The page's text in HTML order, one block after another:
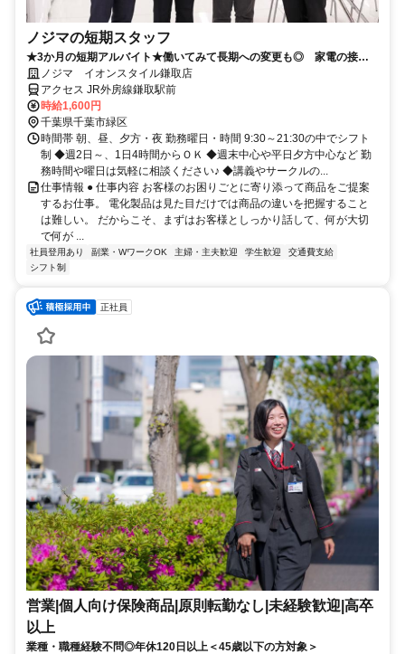
ノジマの短期スタッフ
★3か月の短期アルバイト★働いてみて長期への変更も◎ 家電の接客
のお仕事です！
ノジマ イオンスタイル鎌取店
アクセス JR外房線鎌取駅前
時給1,600円
千葉県千葉市緑区
時間帯 朝、昼、夕方・夜 勤務曜日・時間 9:30～21:30の中でシフト
制 ◆週2日～、1日4時間からＯＫ ◆週末中心や平日夕方中心など 勤
務時間や曜日は気軽に相談ください♪ ◆講義やサークルの...
仕事情報 ● 仕事内容 お客様のお困りごとに寄り添って商品をご提案
するお仕事。 電化製品は見た目だけでは商品の違いを把握すること
は難しい。 だからこそ、まずはお客様としっかり話して、何が大切
で何が ...
社員登用あり 副業・WワークOK 主婦・主夫歓迎 学生歓迎
交通費支給
シフト制
正社員
営業|個人向け保険商品|原則転勤なし|未経験歓迎|高卒
以上
業種・職種経験不問◎年休120日以上＜45歳以下の方対象＞